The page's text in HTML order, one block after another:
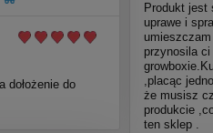
Produkt jest
uprawe i
przynosila
,placąc
że musisz
produkcie
ten sklep .
dołożenie do